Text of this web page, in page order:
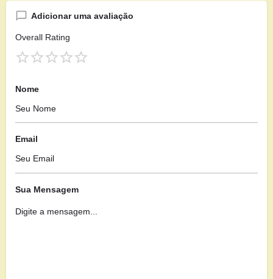
Adicionar uma avaliação
Overall Rating
Nome
Email
Sua Mensagem